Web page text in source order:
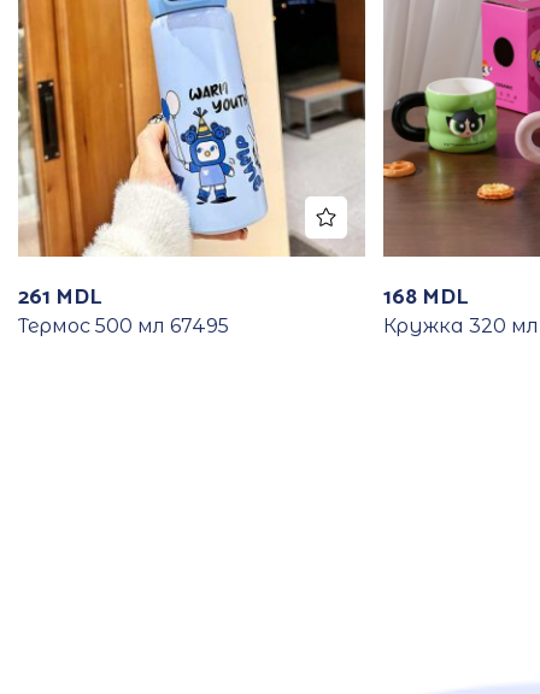
261 MDL
Термос 500 мл 67495
168 MDL
Кружка 320 мл